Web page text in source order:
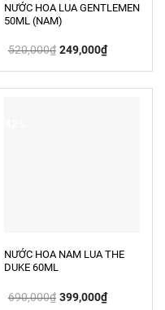
NƯỚC HOA LUA GENTLEMEN
50ML (NAM)
520,000₫ Giá
gốc
249,000₫Giá
hiện
249,000₫.
NƯỚC HOA NAM LUA THE
DUKE 60ML
690,000₫ Giá
gốc
399,000₫Giá
hiện